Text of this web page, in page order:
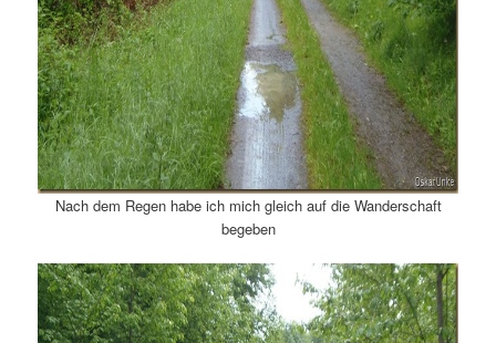
Nach dem Regen habe ich mich gleich auf die Wanderschaft
begeben